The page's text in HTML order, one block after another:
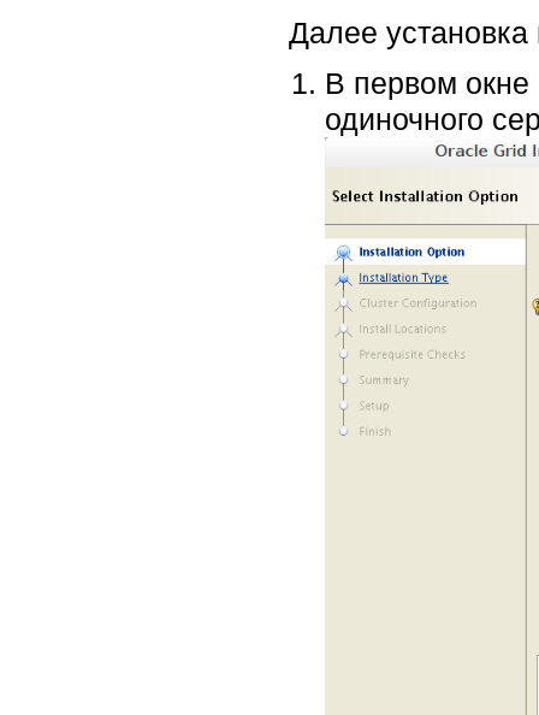
Далее
В первом окне
одиночного